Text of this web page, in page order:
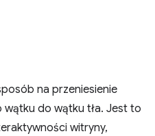
na przeniesienie
do wątku tła. Jest to
witryny,